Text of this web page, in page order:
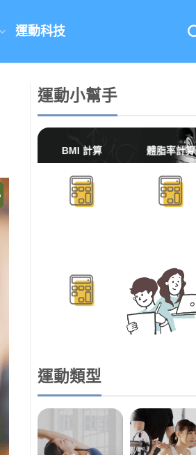
運動科技
運動小幫手
BMI 計算 體脂率計算
運動類型